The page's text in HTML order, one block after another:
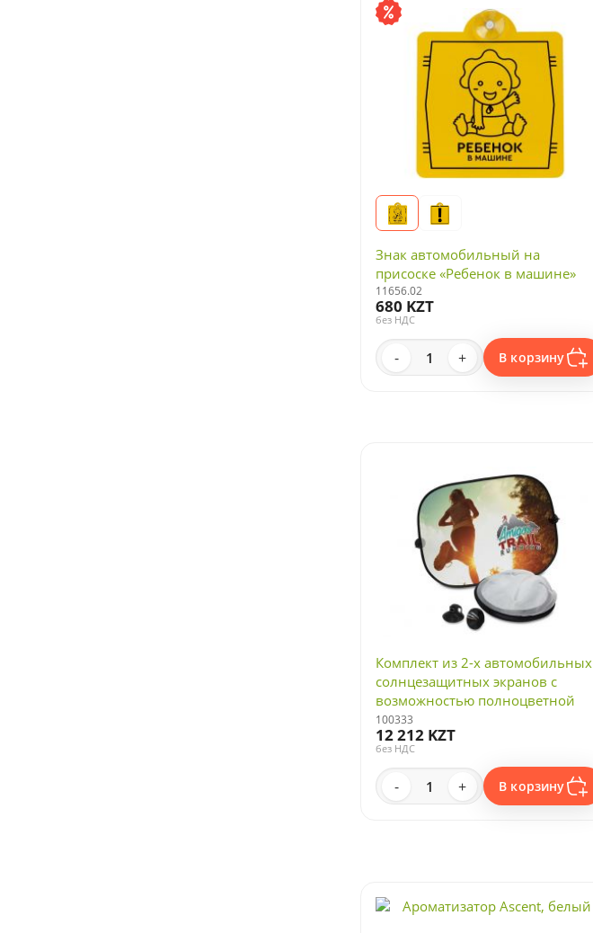
Знак автомобильный на
присоске «Ребенок в машине»
11656.02
680 KZT
без НДС
- + В корзину
Комплект из 2-х автомобильных
солнцезащитных экранов с
возможностью полноцветной
печати
100333
12 212 KZT
без НДС
- + В корзину